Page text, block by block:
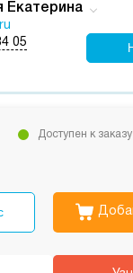
Екатерина
05
Доступен к заказу